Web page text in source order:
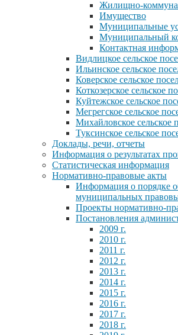
Жилищно-
Имущество
Муниципальные
Муниципальный
Контактная
Видлицкое сельское
Ильинское сельское
Коверское сельское
Коткозерское сельское
Куйтежское сельское
Мегрегское сельское
Михайловское сельское
Туксинское сельское
Доклады, речи, отчеты
Информация о результатах
Статистическая информация
Нормативно-правовые акты
Информация о порядке
муниципальных
Проекты нормативно-
Постановления
2009 г.
2010 г.
2011 г.
2012 г.
2013 г.
2014 г.
2015 г.
2016 г.
2017 г.
2018 г.